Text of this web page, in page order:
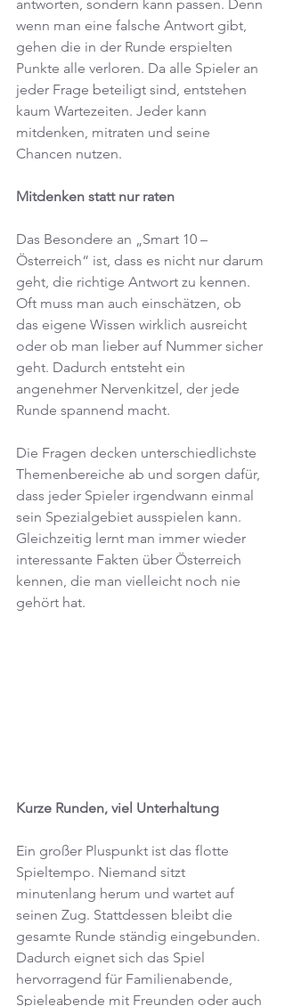
antworten, sondern kann passen. Denn
wenn man eine falsche Antwort gibt,
gehen die in der Runde erspielten
Punkte alle verloren. Da alle Spieler an
jeder Frage beteiligt sind, entstehen
kaum Wartezeiten. Jeder kann
mitdenken, mitraten und seine
Chancen nutzen.
Mitdenken statt nur raten
Das Besondere an „Smart 10 –
Österreich“ ist, dass es nicht nur darum
geht, die richtige Antwort zu kennen.
Oft muss man auch einschätzen, ob
das eigene Wissen wirklich ausreicht
oder ob man lieber auf Nummer sicher
geht. Dadurch entsteht ein
angenehmer Nervenkitzel, der jede
Runde spannend macht.
Die Fragen decken unterschiedlichste
Themenbereiche ab und sorgen dafür,
dass jeder Spieler irgendwann einmal
sein Spezialgebiet ausspielen kann.
Gleichzeitig lernt man immer wieder
interessante Fakten über Österreich
kennen, die man vielleicht noch nie
gehört hat.
Kurze Runden, viel Unterhaltung
Ein großer Pluspunkt ist das flotte
Spieltempo. Niemand sitzt
minutenlang herum und wartet auf
seinen Zug. Stattdessen bleibt die
gesamte Runde ständig eingebunden.
Dadurch eignet sich das Spiel
hervorragend für Familienabende,
Spieleabende mit Freunden oder auch